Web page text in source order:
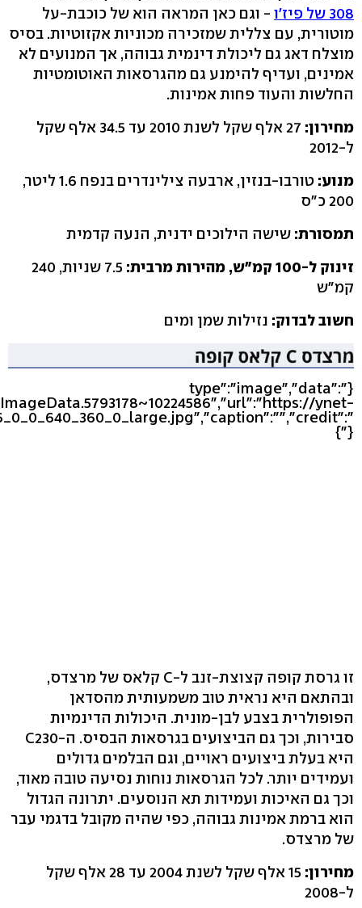
308 של פיז'ו
- וגם כאן המראה הוא של כוכבת-על
מוטורית, עם צללית שמזכירה מכוניות אקזוטיות. בסיס
מוצלח דאג גם ליכולת דינמית גבוהה, אך המנועים לא
אמינים, ועדיף להימנע גם מהגרסאות האוטומטיות
החלשות והעוד פחות אמינות.
מחירון:
27 אלף שקל לשנת 2010 עד 34.5 אלף שקל
ל-2012
מנוע:
טורבו-בנזין, ארבעה צילינדרים בנפח 1.6 ליטר,
200 כ"ס
תמסורת: שישה הילוכים ידנית, הנעה קדמית
זינוק ל-100 קמ"ש, מהירות מרבית:
7.5 שניות, 240
קמ"ש
חשוב לבדוק: נזילות שמן ומים
{"type":"image","data":
ynet-
"}}
זו גרסת קופה קצוצת-זנב ל-C קלאס של מרצדס,
ובהתאם היא נראית טוב משמעותית מהסדאן
הפופולרית בצבע לבן-מונית. היכולות הדינמיות
סבירות, וכך גם הביצועים בגרסאות הבסיס. ה-C230
היא בעלת ביצועים ראויים, וגם הבלמים גדולים
ועמידים יותר. לכל הגרסאות נוחות נסיעה טובה מאוד,
וכך גם האיכות ועמידות תא הנוסעים. יתרונה הגדול
הוא ברמת אמינות גבוהה, כפי שהיה מקובל בדגמי עבר
של מרצדס.
מחירון:
15 אלף שקל לשנת 2004 עד 28 אלף שקל
ל-2008